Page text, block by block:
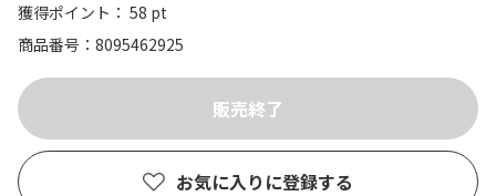
獲得ポイント： 58 pt
商品番号
8095462925
お気に入りに登録する